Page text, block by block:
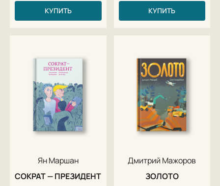
КУПИТЬ КУПИТЬ
Ян Маршан
СОКРАТ — ПРЕЗИДЕНТ
Дмитрий Мажоров
ЗОЛОТО